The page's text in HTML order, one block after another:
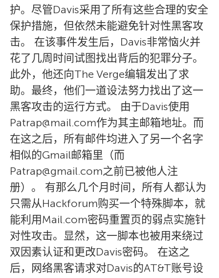
护。尽管Davis采用了所有这些合理的安全
保护措施，但依然未能避免针对性黑客攻
击。 在该事件发生后，Davis非常恼火并
花了几周时间试图找出背后的犯罪分子。
此外，他还向The Verge编辑发出了求
助。最终，他们一道设法努力找出了这一
黑客攻击的运行方式。 由于Davis使用
Patrap@mail.com作为其主邮箱地址。而
在这之后，所有邮件均进入了另一个名字
相似的Gmail邮箱里（而
Patrap@gmail.com之前已被他人注
册）。 有那么几个月时间，所有人都认为
只需从Hackforum购买一个特殊脚本，就
能利用Mail.com密码重置页的弱点实施针
对性攻击。显然，这一脚本也被用来绕过
双因素认证和更改Davis密码。 在这之
后，网络黑客请求对Davis的AT&T账号设